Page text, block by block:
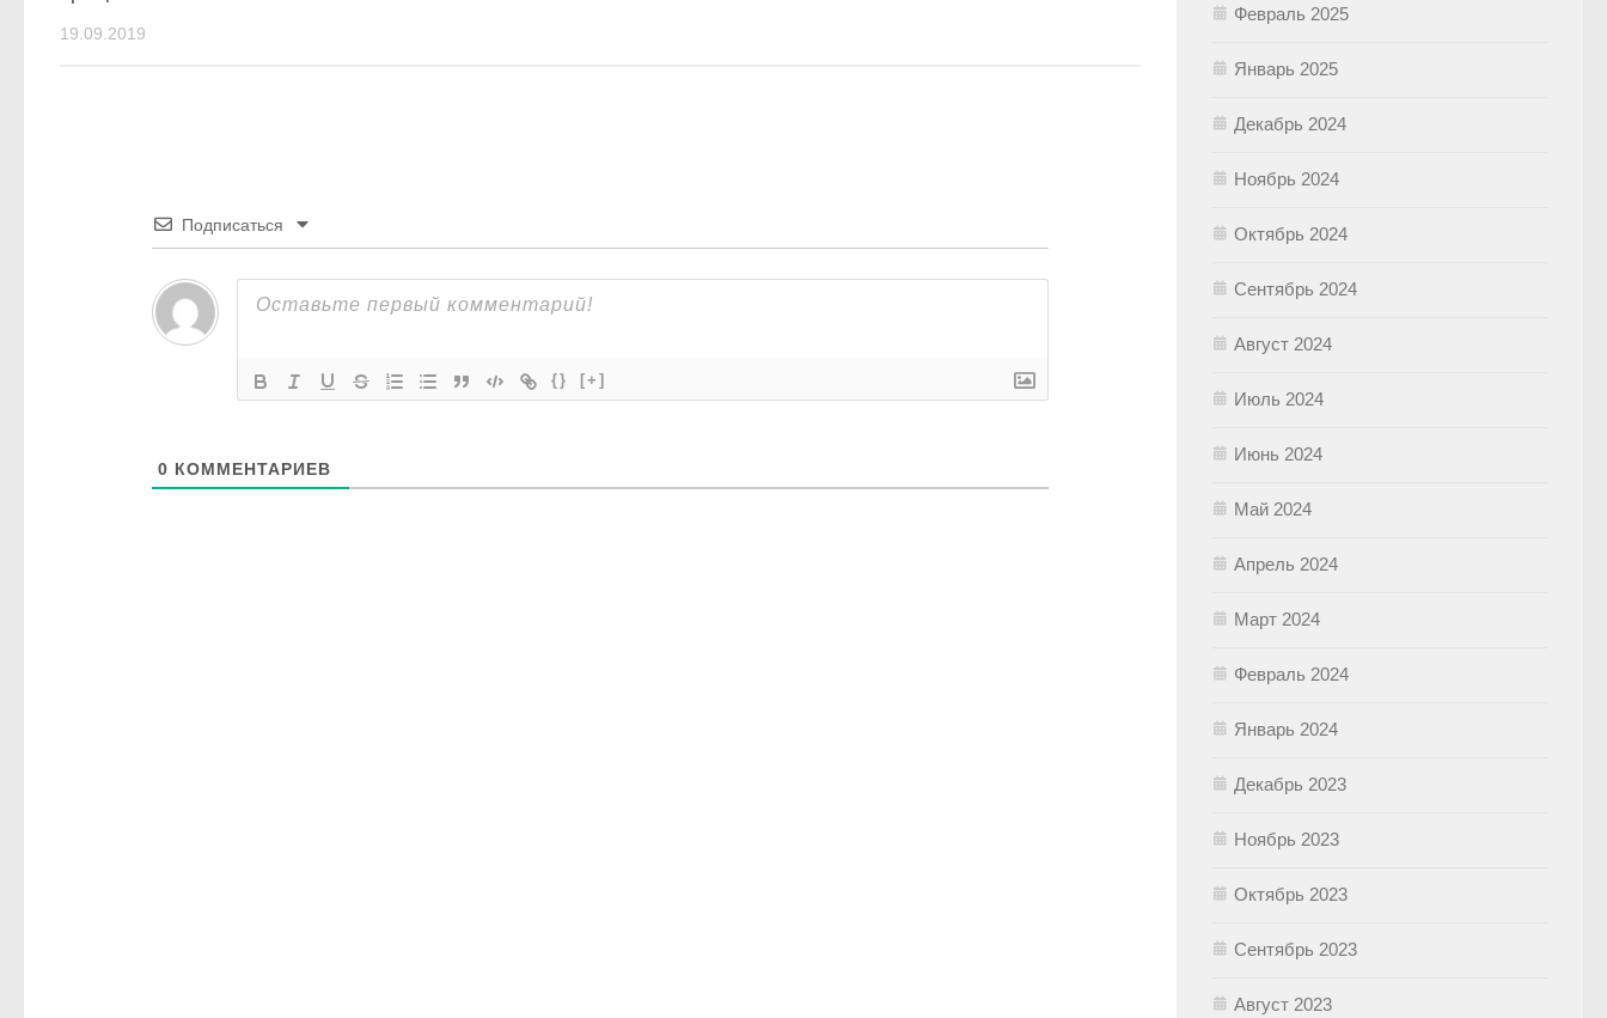
19.09.2019
Подписаться
{} [+]
0 КОММЕНТАРИЕВ
Февраль 2025
Январь 2025
Декабрь 2024
Ноябрь 2024
Октябрь 2024
Сентябрь 2024
Август 2024
Июль 2024
Июнь 2024
Май 2024
Апрель 2024
Март 2024
Февраль 2024
Январь 2024
Декабрь 2023
Ноябрь 2023
Октябрь 2023
Сентябрь 2023
Август 2023